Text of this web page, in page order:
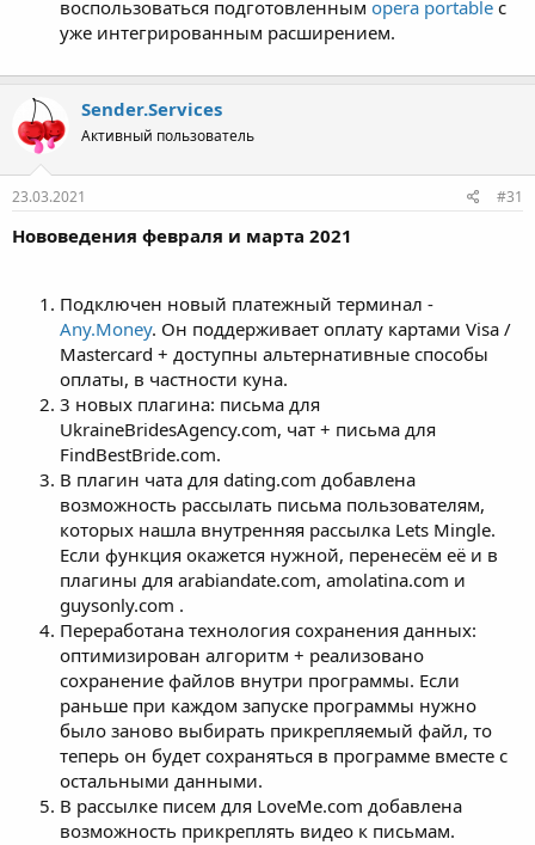
воспользоваться подготовленным opera portable с
уже интегрированным расширением.
Sender.Services
Активный пользователь
23.03.2021 #31
Нововедения февраля и марта 2021
Подключен новый платежный терминал -
Any.Money. Он поддерживает оплату картами Visa /
Mastercard + доступны альтернативные способы
оплаты, в частности куна.
3 новых плагина: письма для
UkraineBridesAgency.com, чат + письма для
FindBestBride.com.
В плагин чата для dating.com добавлена
возможность рассылать письма пользователям,
которых нашла внутренняя рассылка Lets Mingle.
Если функция окажется нужной, перенесём её и в
плагины для arabiandate.com, amolatina.com и
guysonly.com .
Переработана технология сохранения данных:
оптимизирован алгоритм + реализовано
сохранение файлов внутри программы. Если
раньше при каждом запуске программы нужно
было заново выбирать прикрепляемый файл, то
теперь он будет сохраняться в программе вместе с
остальными данными.
В рассылке писем для LoveMe.com добавлена
возможность прикреплять видео к письмам.